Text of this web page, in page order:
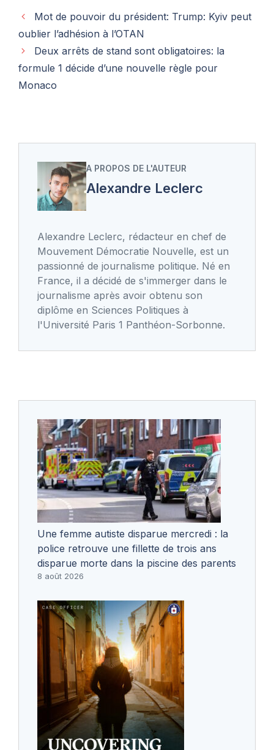
Mot de pouvoir du président: Trump: Kyiv peut
oublier l’adhésion à l’OTAN
Deux arrêts de stand sont obligatoires: la
formule 1 décide d’une nouvelle règle pour
Monaco
A PROPOS DE L'AUTEUR
Alexandre Leclerc
Alexandre Leclerc, rédacteur en chef de
Mouvement Démocratie Nouvelle, est un
passionné de journalisme politique. Né en
France, il a décidé de s'immerger dans le
journalisme après avoir obtenu son
diplôme en Sciences Politiques à
l'Université Paris 1 Panthéon-Sorbonne.
Une femme autiste disparue mercredi : la
police retrouve une fillette de trois ans
disparue morte dans la piscine des parents
8 août 2026